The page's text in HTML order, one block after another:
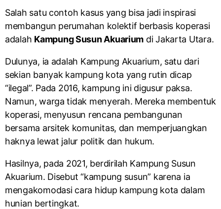
Salah satu contoh kasus yang bisa jadi inspirasi
membangun perumahan kolektif berbasis koperasi
adalah Kampung Susun Akuarium di Jakarta Utara.
Dulunya, ia adalah Kampung Akuarium, satu dari
sekian banyak kampung kota yang rutin dicap
“ilegal”. Pada 2016, kampung ini digusur paksa.
Namun, warga tidak menyerah. Mereka membentuk
koperasi, menyusun rencana pembangunan
bersama arsitek komunitas, dan memperjuangkan
haknya lewat jalur politik dan hukum.
Hasilnya, pada 2021, berdirilah Kampung Susun
Akuarium. Disebut “kampung susun” karena ia
mengakomodasi cara hidup kampung kota dalam
hunian bertingkat.